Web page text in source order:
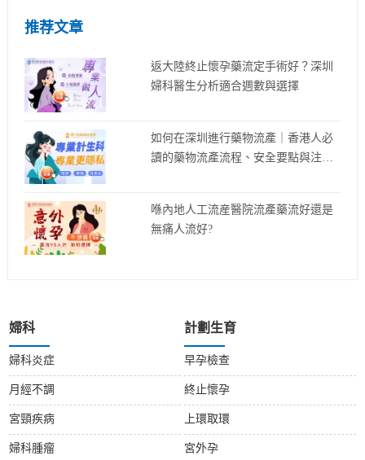
推荐文章
返大陸終止懷孕藥流定手術好？深圳
婦科醫生分析適合週數與選擇
如何在深圳進行藥物流產｜香港人必
讀的藥物流產流程、安全要點與注意
喺內地人工流産醫院流產藥流好還是
無痛人流好?
婦科
婦科炎症
月經不調
宮頸疾病
婦科腫瘤
計劃生育
早孕檢查
終止懷孕
上環取環
宮外孕